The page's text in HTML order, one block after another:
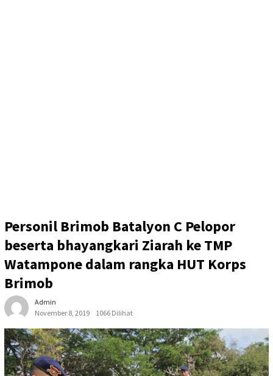
Personil Brimob Batalyon C Pelopor
beserta bhayangkari Ziarah ke TMP
Watampone dalam rangka HUT Korps
Brimob
Admin
November 8, 2019
1066 Dilihat